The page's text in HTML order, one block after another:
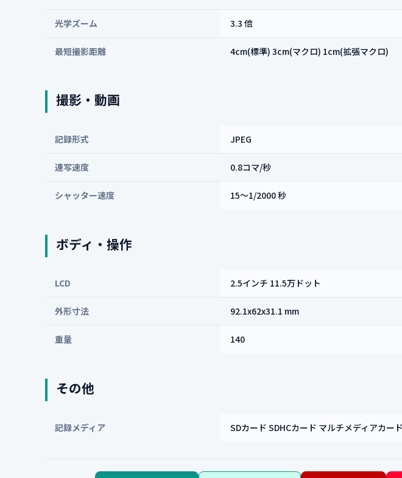
光学ズーム 3.3 倍
最短撮影距離 4cm(標準) 3cm(マクロ) 1cm(拡張マクロ)
撮影・動画
記録形式 JPEG
連写速度 0.8コマ/秒
シャッター速度 15〜1/2000 秒
ボディ・操作
LCD 2.5インチ 11.5万ドット
外形寸法 92.1x62x31.1 mm
重量 140
その他
記録メディア SDカード SDHCカード マルチメディアカード